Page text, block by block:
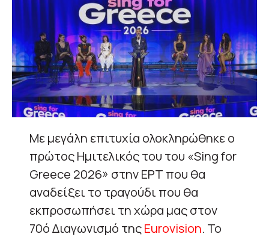
Με μεγάλη επιτυχία ολοκληρώθηκε ο
πρώτος Ημιτελικός του του «Sing for
Greece 2026» στην ΕΡΤ που θα
αναδείξει το τραγούδι που θα
εκπροσωπήσει τη χώρα μας στον
70ό Διαγωνισμό τηςEurovision. Το